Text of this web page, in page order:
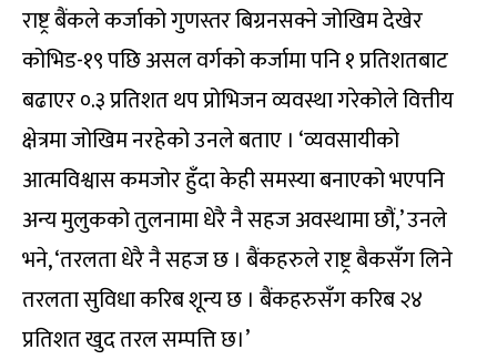
राष्ट्र बैंकले कर्जाको गुणस्तर बिग्रनसक्ने जोखिम देखेर
कोभिड-१९ पछि असल वर्गको कर्जामा पनि १ प्रतिशतबाट
बढाएर ०.३ प्रतिशत थप प्रोभिजन व्यवस्था गरेकोले वित्तीय
क्षेत्रमा जोखिम नरहेको उनले बताए । ‘व्यवसायीको
आत्मविश्वास कमजोर हुँदा केही समस्या बनाएको भएपनि
अन्य मुलुकको तुलनामा धेरै नै सहज अवस्थामा छौं,’ उनले
भने, ‘तरलता धेरै नै सहज छ । बैंकहरुले राष्ट्र बैकसँग लिने
तरलता सुविधा करिब शून्य छ । बैंकहरुसँग करिब २४
प्रतिशत खुद तरल सम्पत्ति छ।’